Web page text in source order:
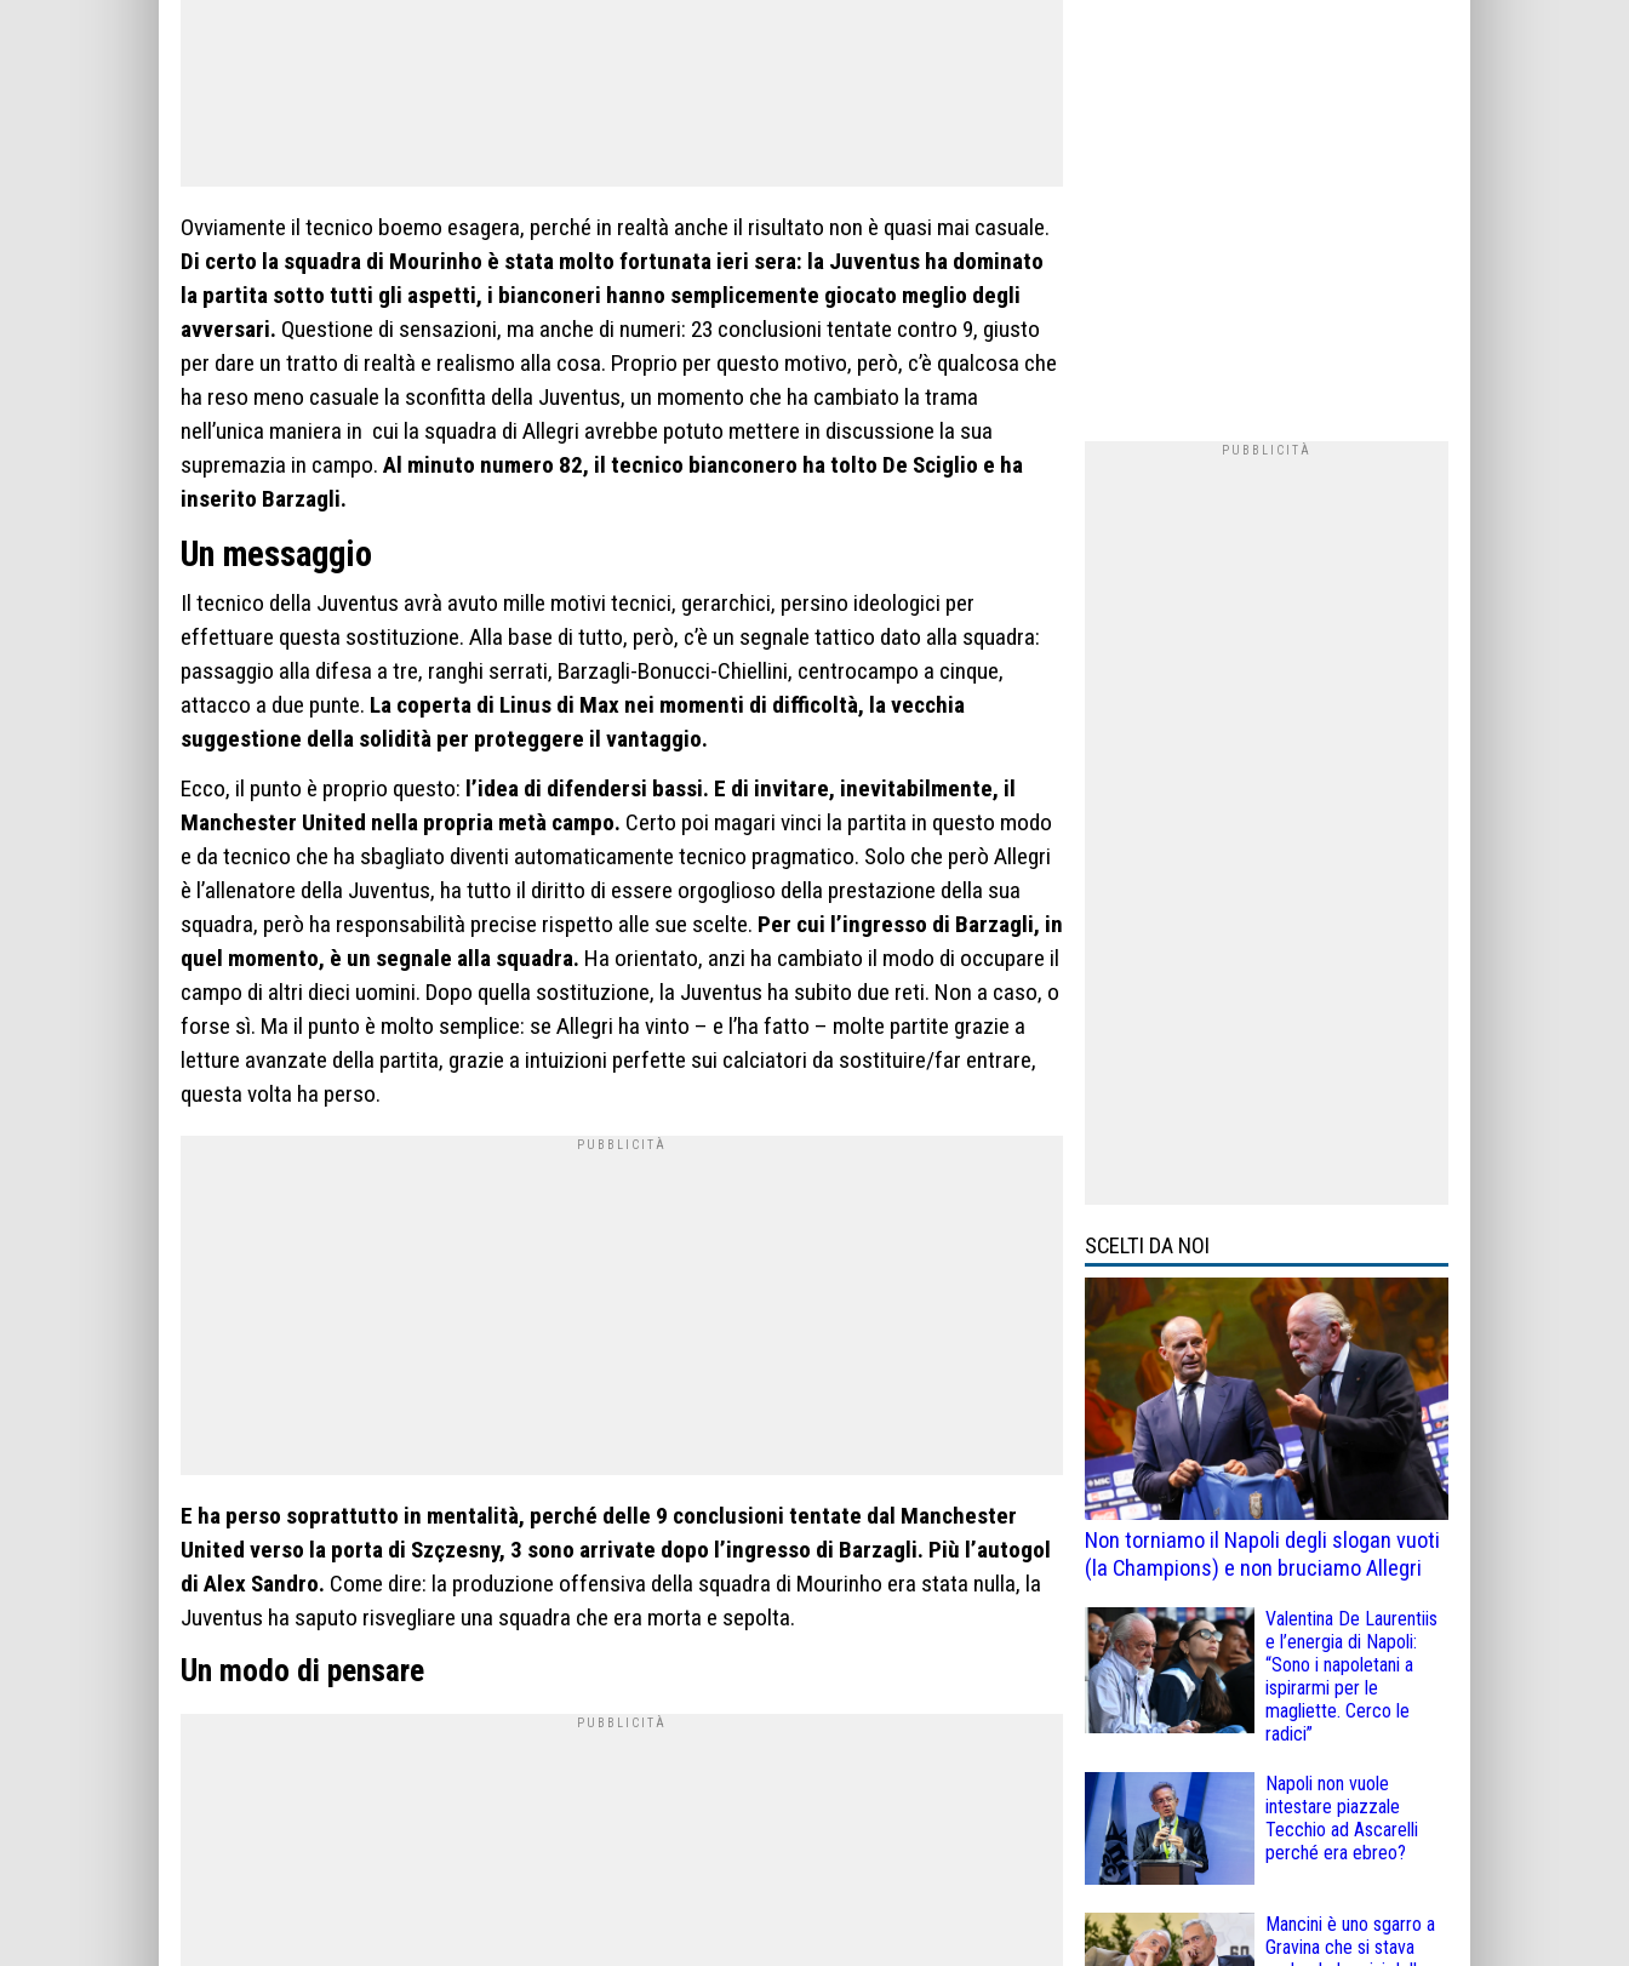
Ovviamente il tecnico boemo esagera, perché in realtà anche il risultato non è quasi mai casuale.
Di certo la squadra di Mourinho è stata molto fortunata ieri sera: la Juventus ha dominato
la partita sotto tutti gli aspetti, i bianconeri hanno semplicemente giocato meglio degli
avversari. Questione di sensazioni, ma anche di numeri: 23 conclusioni tentate contro 9, giusto
per dare un tratto di realtà e realismo alla cosa. Proprio per questo motivo, però, c’è qualcosa che
ha reso meno casuale la sconfitta della Juventus, un momento che ha cambiato la trama
nell’unica maniera in cui la squadra di Allegri avrebbe potuto mettere in discussione la sua
supremazia in campo. Al minuto numero 82, il tecnico bianconero ha tolto De Sciglio e ha
inserito Barzagli.
Un messaggio
Il tecnico della Juventus avrà avuto mille motivi tecnici, gerarchici, persino ideologici per
effettuare questa sostituzione. Alla base di tutto, però, c’è un segnale tattico dato alla squadra:
passaggio alla difesa a tre, ranghi serrati, Barzagli-Bonucci-Chiellini, centrocampo a cinque,
attacco a due punte. La coperta di Linus di Max nei momenti di difficoltà, la vecchia
suggestione della solidità per proteggere il vantaggio.
Ecco, il punto è proprio questo: l’idea di difendersi bassi. E di invitare, inevitabilmente, il
Manchester United nella propria metà campo. Certo poi magari vinci la partita in questo modo
e da tecnico che ha sbagliato diventi automaticamente tecnico pragmatico. Solo che però Allegri
è l’allenatore della Juventus, ha tutto il diritto di essere orgoglioso della prestazione della sua
squadra, però ha responsabilità precise rispetto alle sue scelte. Per cui l’ingresso di Barzagli, in
quel momento, è un segnale alla squadra. Ha orientato, anzi ha cambiato il modo di occupare il
campo di altri dieci uomini. Dopo quella sostituzione, la Juventus ha subito due reti. Non a caso, o
forse sì. Ma il punto è molto semplice: se Allegri ha vinto – e l’ha fatto – molte partite grazie a
letture avanzate della partita, grazie a intuizioni perfette sui calciatori da sostituire/far entrare,
questa volta ha perso.
E ha perso soprattutto in mentalità, perché delle 9 conclusioni tentate dal Manchester
United verso la porta di Szçzesny, 3 sono arrivate dopo l’ingresso di Barzagli. Più l’autogol
di Alex Sandro. Come dire: la produzione offensiva della squadra di Mourinho era stata nulla, la
Juventus ha saputo risvegliare una squadra che era morta e sepolta.
Un modo di pensare
SCELTI DA NOI
Non torniamo il Napoli degli slogan vuoti
(la Champions) e non bruciamo Allegri
Valentina De Laurentiis
e l’energia di Napoli:
“Sono i napoletani a
ispirarmi per le
magliette. Cerco le
radici”
Napoli non vuole
intestare piazzale
Tecchio ad Ascarelli
perché era ebreo?
Mancini è uno sgarro a
Gravina che si stava